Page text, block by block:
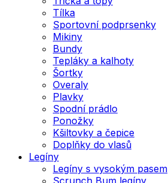
Tílka
Sportovní podprsenky
Mikiny
Bundy
Tepláky a kalhoty
Šortky
Overaly
Plavky
Spodní prádlo
Ponožky
Kšiltovky a čepice
Doplňky do vlasů
Legíny
Legíny s vysokým pasem
Scrunch Bum legíny